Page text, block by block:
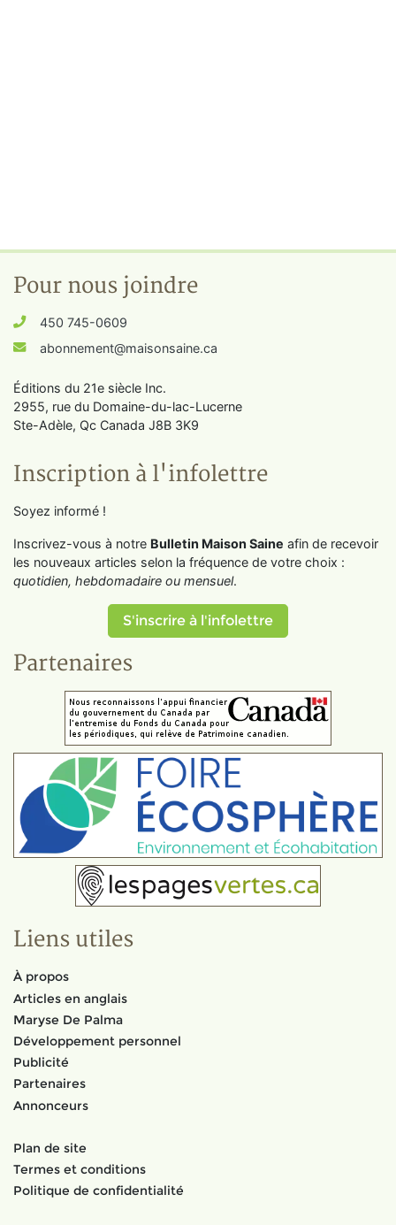
Pour nous joindre
450 745-0609
abonnement@maisonsaine.ca
Éditions du 21e siècle Inc.
2955, rue du Domaine-du-lac-Lucerne
Ste-Adèle, Qc Canada J8B 3K9
Inscription à l'infolettre
Soyez informé !
Inscrivez-vous à notre Bulletin Maison Saine afin de recevoir
les nouveaux articles selon la fréquence de votre choix :
quotidien, hebdomadaire ou mensuel.
S'inscrire à l'infolettre
Partenaires
Liens utiles
À propos
Articles en anglais
Maryse De Palma
Développement personnel
Publicité
Partenaires
Annonceurs
Plan de site
Termes et conditions
Politique de confidentialité